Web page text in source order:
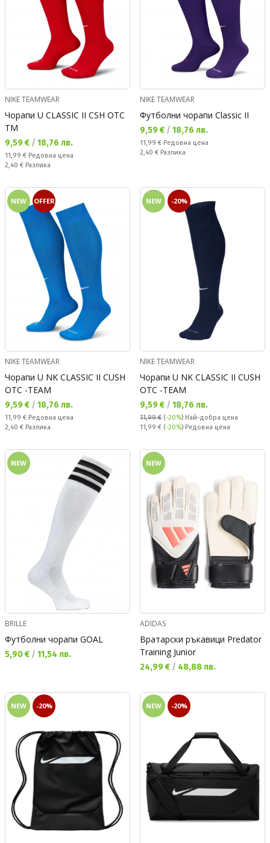
NIKE TEAMWEAR
Чорапи U CLASSIC II CSH OTC
TM
Текуща цена:
9,59 € / 18,76 лв.
Редовна цена:
11,99 € Редовна цена
Спестявате:
2,40 € Разлика
NIKE TEAMWEAR
Футболни чорапи Classic II
Текуща цена:
9,59 € / 18,76 лв.
Редовна цена:
11,99 € Редовна цена
Спестявате:
2,40 € Разлика
NEW OFFER
NIKE TEAMWEAR
Чорапи U NK CLASSIC II CUSH
OTC -TEAM
Текуща цена:
9,59 € / 18,76 лв.
Редовна цена:
11,99 € Редовна цена
Спестявате:
2,40 € Разлика
NEW -20%
NIKE TEAMWEAR
Чорапи U NK CLASSIC II CUSH
OTC -TEAM
Текуща цена:
9,59 € / 18,76 лв.
11,99 € (-20%) Най-добра цена
Редовна цена:
11,99 € (-20%) Редовна цена
NEW
BRILLE
Футболни чорапи GOAL
Текуща цена:
5,90 € / 11,54 лв.
NEW
ADIDAS
Вратарски ръкавици Predator
Training Junior
Текуща цена:
24,99 € / 48,88 лв.
NEW -20% NEW -20%